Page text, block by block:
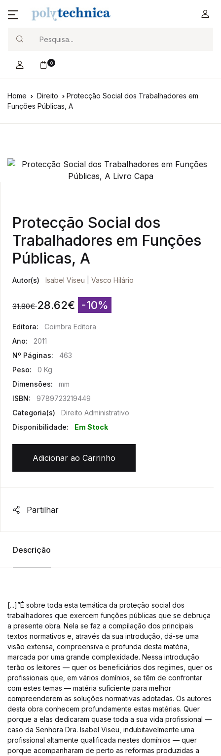
0
Home Direito
Protecção Social dos Trabalhadores em
Funções Públicas, A
Protecção Social dos
Trabalhadores em Funções
Públicas, A
Autor(s) Isabel Viseu Vasco Hilário
31.80€ 28.62€ -10%
Editora:
Coimbra Editora
Ano:
2011
Nº Páginas:
463
Peso:
0 Kg
Dimensões:
mm
ISBN:
9789723219449
Categoria(s)
Direito Administrativo
Disponibilidade:
Em Stock
Adicionar ao Carrinho
Partilhar
Descrição
[...]”É sobre toda esta temática da proteção social dos
trabalhadores que exercem funções públicas que se debruça
a presente obra. Nela se faz a compilação dos principais
textos normativos e, através da sua introdução, dá-se uma
visão extensa, compreensiva e profunda desta matéria,
marcada por uma grande complexidade. Nessa introdução
terão os leitores — quer os beneficiários dos regimes, quer os
profissionais que, em vários domínios, se têm de confrontar
com estes temas — matéria suficiente para melhor
compreenderem as soluções normativas adotadas. Os autores
desta obra conhecem profundamente estas matérias. Quer
porque a elas dedicaram quase toda a sua vida profissional —
caso da Senhora Dra. Isabel Viseu, indubitavelmente uma
profissional altamente qualificada nestes domínios — quer
porque acompanharam de perto as reformas produzidas a